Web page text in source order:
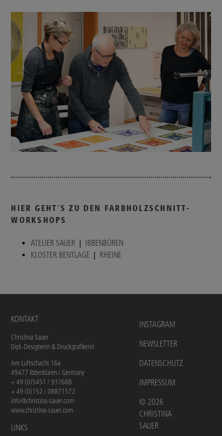
HIER GEHT´S ZU DEN FARBHOLZSCHNITT-
WORKSHOPS
ATELIER SAUER | IBBENBÜREN
KLOSTER BENTLAGE | RHEINE
KONTAKT
Christina Sauer
Dipl.-Designerin & Druckgrafikerin
Am Luftschacht 16a
49477 Ibbenbüren / Germany
+ 49 (0)5451 / 937688
+ 49 (0)152 / 08871572
info@christina-sauer.com
www.christina-sauer.com
LINKS
INSTAGRAM
NEWSLETTER
DATENSCHUTZ
IMPRESSUM
© 2026
CHRISTINA
SAUER